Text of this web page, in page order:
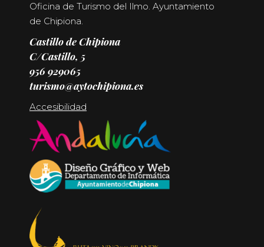
Oficina de Turismo del Ilmo. Ayuntamiento
de Chipiona.
Castillo de Chipiona
C/Castillo, 5
956 929065
turismo@aytochipiona.es
Accesibilidad